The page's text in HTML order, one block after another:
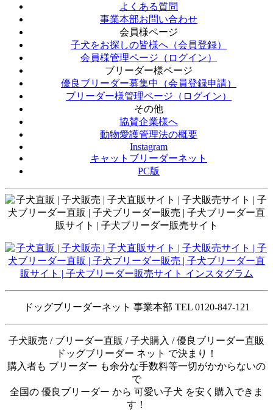
よくある質問
事業本部お問い合わせ
会員様ページ
子犬をお探しの皆様へ（会員登録）
会員様管理ページ（ログイン）
ブリーダー様ページ
優良ブリーダー募集中（会員登録申請）
ブリーダー様管理ページ（ログイン）
その他
協賛企業様へ
動物愛護管理法の概要
Instagram
キャットブリーダーネット
PC版
ドッグブリーダーネット 事業本部 TEL 0120-847-121
子犬販売 / ブリーダー直販 / 子犬購入 / 優良ブリーダー直販
ドッグブリーダー ネット で決まり！
購入者も ブリーダー も余分な手数料等一切がかからないの
で
全国の 優良ブリーダー から 可愛い子犬 を安く購入できま
す！